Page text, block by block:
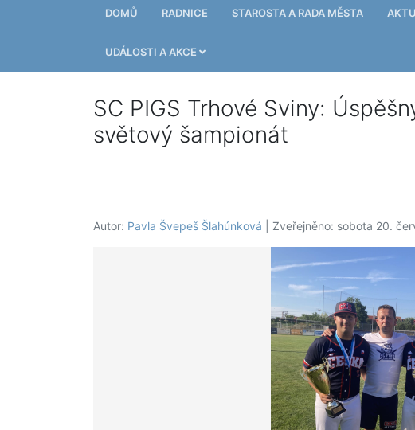
DOMŮ RADNICE STAROSTA A RADA MĚSTA
UDÁLOSTI A AKCE
SC PIGS Trhové Sviny:
světový šampionát
Autor: Pavla Švepeš Šlahúnková | Zveřejněno: sobota 20.